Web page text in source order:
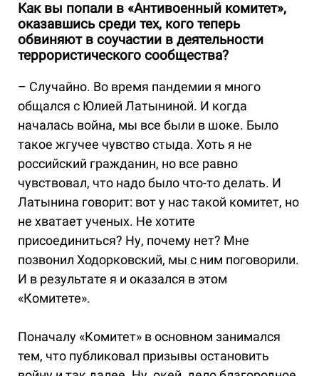
Как вы попали в «Антивоенный комитет»,
оказавшись среди тех, кого теперь
обвиняют в соучастии в деятельности
террористического сообщества?
– Случайно. Во время пандемии я много
общался с Юлией Латыниной. И когда
началась война, мы все были в шоке. Было
такое жгучее чувство стыда. Хоть я не
российский гражданин, но все равно
чувствовал, что надо было что-то делать. И
Латынина говорит: вот у нас такой комитет, но
не хватает ученых. Не хотите
присоединиться? Ну, почему нет? Мне
позвонил Ходорковский, мы с ним поговорили.
И в результате я и оказался в этом
«Комитете».
Поначалу «Комитет» в основном занимался
тем, что публиковал призывы остановить